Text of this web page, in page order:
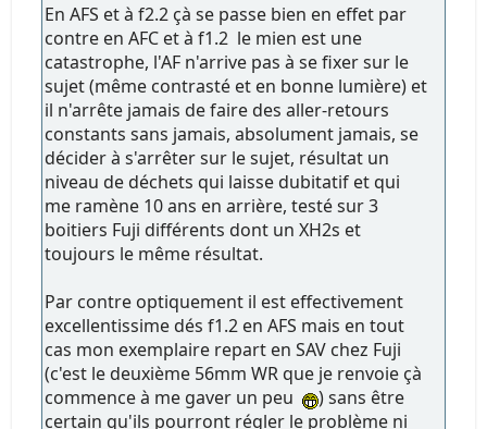
En AFS et à f2.2 çà se passe bien en effet par
contre en AFC et à f1.2 le mien est une
catastrophe, l'AF n'arrive pas à se fixer sur le
sujet (même contrasté et en bonne lumière) et
il n'arrête jamais de faire des aller-retours
constants sans jamais, absolument jamais, se
décider à s'arrêter sur le sujet, résultat un
niveau de déchets qui laisse dubitatif et qui
me ramène 10 ans en arrière, testé sur 3
boitiers Fuji différents dont un XH2s et
toujours le même résultat.
Par contre optiquement il est effectivement
excellentissime dés f1.2 en AFS mais en tout
cas mon exemplaire repart en SAV chez Fuji
(c'est le deuxième 56mm WR que je renvoie çà
commence à me gaver un peu
) sans être
certain qu'ils pourront régler le problème ni